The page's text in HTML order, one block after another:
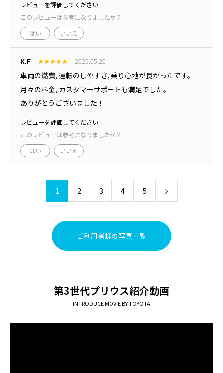
レビューを評価してください
このレビューは参考になりましたか？
はい いいえ
K.F ★★★★★ 2025.05.20
車両の燃費, 運転のしやすさ, 乗り心地が良かったです。
月々の料金, カスタマーサポートも満足でした。
ありがとうございました！
レビューを評価してください
このレビューは参考になりましたか？
はい いいえ
1 2 3 4 5
ご利用者様の写真一覧
第3世代プリウス紹介動画
INTRODUCE MOVIE BY TOYOTA